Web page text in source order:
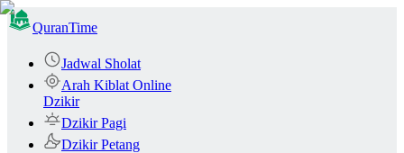
QuranTime
Jadwal Sholat
Arah Kiblat Online
Dzikir
Dzikir Pagi
Dzikir Petang